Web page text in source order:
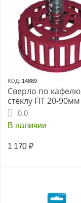
КОД: 14889
Сверло по
стеклу FIT 20-90мм
защитной
Профи
0.0
В наличии
1 170 ₽